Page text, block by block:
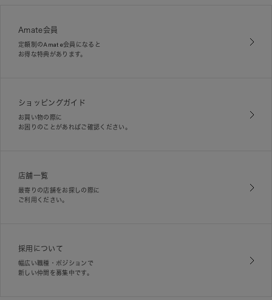
Amate会員
定額制のAmate会員になると
お得な特典があります。
ショッピングガイド
お買い物の際に
お困りのことがあればご確認ください。
店舗一覧
最寄りの店舗をお探しの際に
ご利用ください。
採用について
幅広い職種・ポジションで
新しい仲間を募集中です。